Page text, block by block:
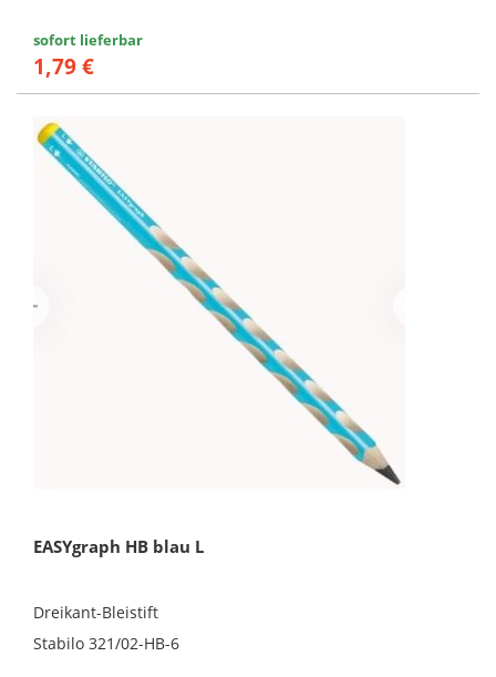
sofort lieferbar
1,79 €
EASYgraph HB blau L
Dreikant-Bleistift
Stabilo 321/02-HB-6